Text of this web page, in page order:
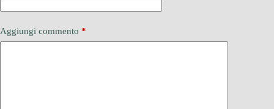
Aggiungi commento *